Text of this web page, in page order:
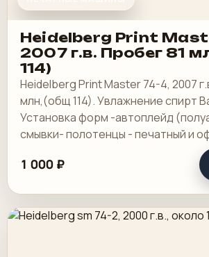
Heidelberg Print
2007 г.в. Пробег 81
114)
Heidelberg Print Master 74-4, 2007
млн,(общ 114). Увлажнение спирт
Установка форм -автоплейд
смывки- полотенцы - печатный и
выносной пульт ClassicCenter -
1 000 ₽